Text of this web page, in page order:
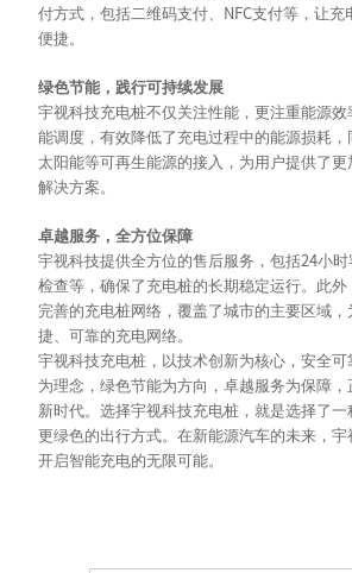
付方式，包括二维码支付、 NFC支付等，让充
便捷。
绿色节能，践行可持续发展
宇视科技充电桩不仅关注性能，更注重能源
能调度，有效降低了充电过程中的能源损耗
太阳能等可再生能源的接入，为用户提供了
解决方案。
卓越服务，全方位保障
宇视科技提供全方位的售后服务，包括24小时
检查等，确保了充电桩的长期稳定运行。此外
完善的充电桩网络，覆盖了城市的主要区域
捷、可靠的充电网络。
宇视科技充电桩，以技术创新为核心，安全
为理念，绿色节能为方向，卓越服务为保障
新时代。选择宇视科技充电桩，就是选择了一
更绿色的出行方式。在新能源汽车的未来，宇
开启智能充电的无限可能。